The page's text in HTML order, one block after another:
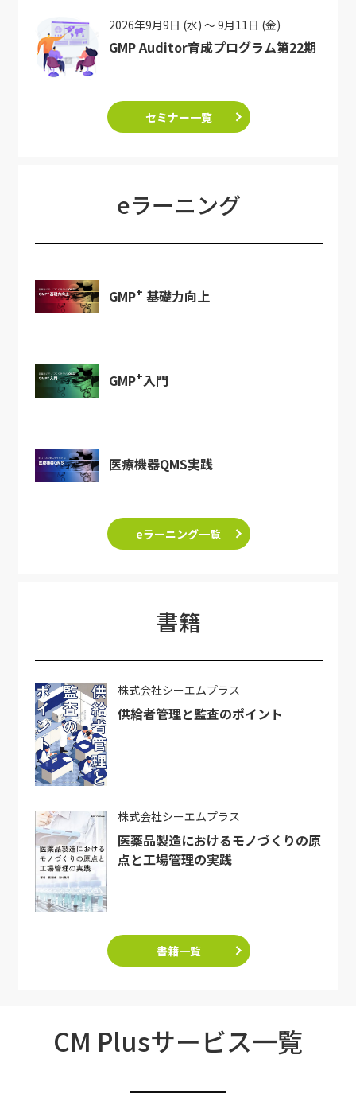
2026年9月9日 (水) ～ 9月11日 (金)
GMP Auditor育成プログラム第22期
セミナー一覧
eラーニング
GMP+ 基礎力向上
GMP+入門
医療機器QMS実践
eラーニング一覧
書籍
株式会社シーエムプラス
供給者管理と監査のポイント
株式会社シーエムプラス
医薬品製造におけるモノづくりの原
点と工場管理の実践
書籍一覧
CM Plusサービス一覧